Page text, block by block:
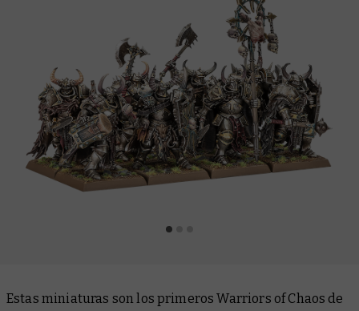
Estas miniaturas son los primeros Warriors of Chaos de